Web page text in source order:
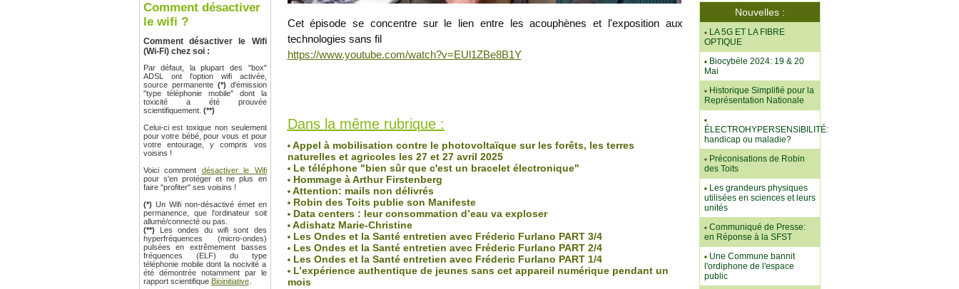
Comment désactiver
le wifi ?
Comment désactiver le Wifi
(Wi-Fi) chez soi :
Par défaut, la plupart des "box"
ADSL ont l'option wifi activée,
source permanente (*) d'émission
"type téléphonie mobile" dont la
toxicité a été prouvée
scientifiquement. (**)
Celui-ci est toxique non seulement
pour votre bébé, pour vous et pour
votre entourage, y compris vos
voisins !
Voici comment désactiver le Wifi
pour s'en protéger et ne plus en
faire "profiter" ses voisins !
(*) Un Wifi non-désactivé émet en
permanence, que l'ordinateur soit
allumé/connecté ou pas.
(**) Les ondes du wifi sont des
hyperfréquences (micro-ondes)
pulsées en extrêmement basses
fréquences (ELF) du type
téléphonie mobile dont la nocivité a
été démontrée notamment par le
rapport scientifique Bioinitiative.
Cet épisode se concentre sur le lien entre les acouphènes et l'exposition aux
technologies sans fil
https://www.youtube.com/watch?v=EUl1ZBe8B1Y
Dans la même rubrique :
Appel à mobilisation contre le photovoltaïque sur les forêts, les terres
naturelles et agricoles les 27 et 27 avril 2025
Le téléphone "bien sûr que c'est un bracelet électronique"
Hommage à Arthur Firstenberg
Attention: mails non délivrés
Robin des Toits publie son Manifeste
Data centers : leur consommation d’eau va exploser
Adishatz Marie-Christine
Les Ondes et la Santé entretien avec Fréderic Furlano PART 3/4
Les Ondes et la Santé entretien avec Fréderic Furlano PART 2/4
Les Ondes et la Santé entretien avec Fréderic Furlano PART 1/4
L’expérience authentique de jeunes sans cet appareil numérique pendant un
mois
Nouvelles :
LA 5G ET LA FIBRE
OPTIQUE
Biocybèle 2024: 19 & 20
Mai
Historique Simplifié pour la
Représentation Nationale
ÉLECTROHYPERSENSIBILITÉ:
handicap ou maladie?
Préconisations de Robin
des Toits
Les grandeurs physiques
utilisées en sciences et leurs
unités
Communiqué de Presse:
en Réponse à la SFST
Une Commune bannit
l'ordiphone de l'espace
public